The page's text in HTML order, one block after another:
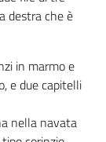
destra che è
in marmo e
e due capitelli
nella navata